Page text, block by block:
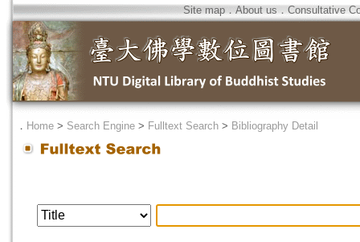
Site map．About us ． Consultative
． Home > Search Engine > Fulltext Search > Bibliography Detail